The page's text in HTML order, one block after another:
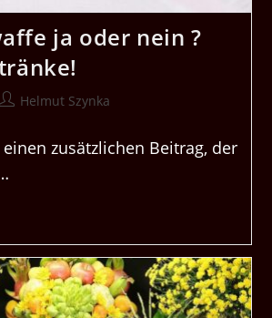
ja oder nein ?
Beitrags-
Helmut Szynka
zusätzlichen Beitrag, der